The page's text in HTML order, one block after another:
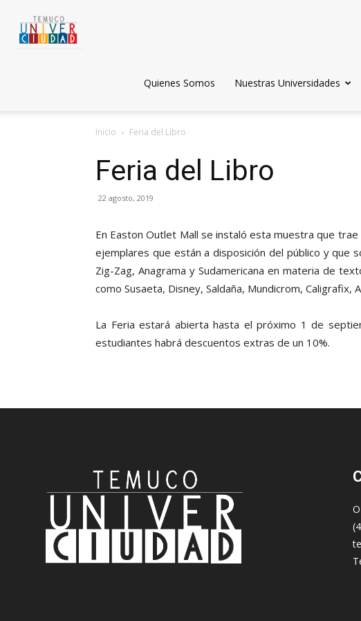
Quienes Somos Nuestras Universidades
Inicio Feria del Libro
Feria del Libro
22 agosto, 2019
En Easton Outlet Mall se instaló esta muestra que
ejemplares que están a disposición del público y que
Zig-Zag, Anagrama y Sudamericana en materia de
como Susaeta, Disney, Saldaña, Mundicrom,
La Feria estará abierta hasta el próximo 1 de
estudiantes habrá descuentos extras de un 10%.